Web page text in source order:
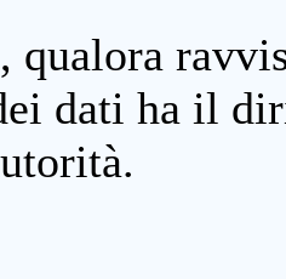
qualora
dati ha il